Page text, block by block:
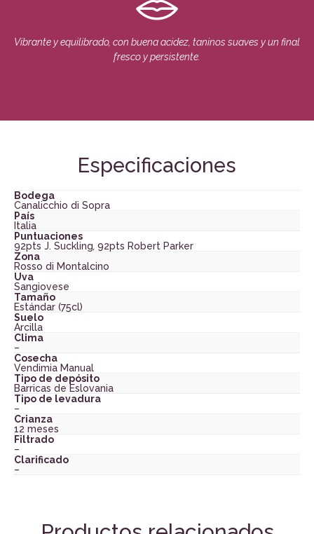
Vibrante y equilibrado, con buena acidez, taninos suaves y un final
fresco y persistente.
Especificaciones
Bodega
Canalicchio di Sopra
País
Italia
Puntuaciones
92pts J. Suckling 92pts Robert Parker
Zona
Rosso di Montalcino
Uva
Sangiovese
Tamaño
Estándar (75cl)
Suelo
Arcilla
Clima
–
Cosecha
Vendimia Manual
Tipo de depósito
Barricas de Eslovania
Tipo de levadura
–
Crianza
12 meses
Filtrado
–
Clarificado
–